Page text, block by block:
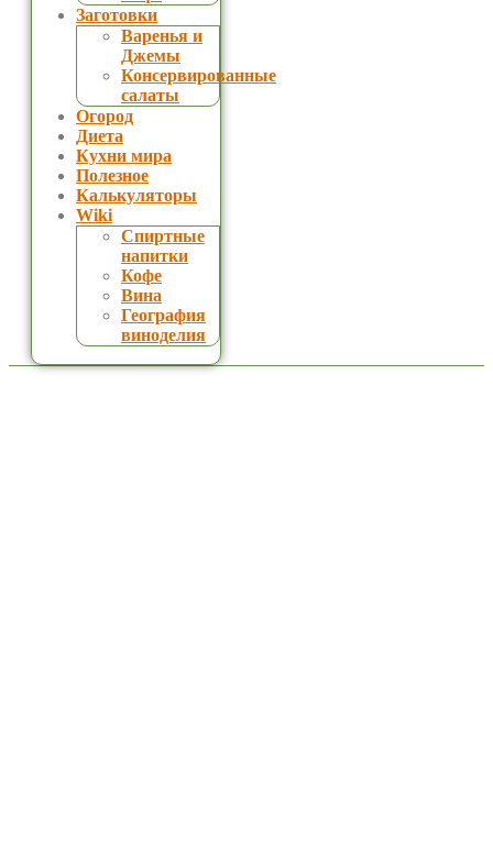
Заготовки
Варенья и
Джемы
Консервированные
салаты
Огород
Диета
Кухни мира
Полезное
Калькуляторы
Wiki
Спиртные
напитки
Кофе
Вина
География
виноделия